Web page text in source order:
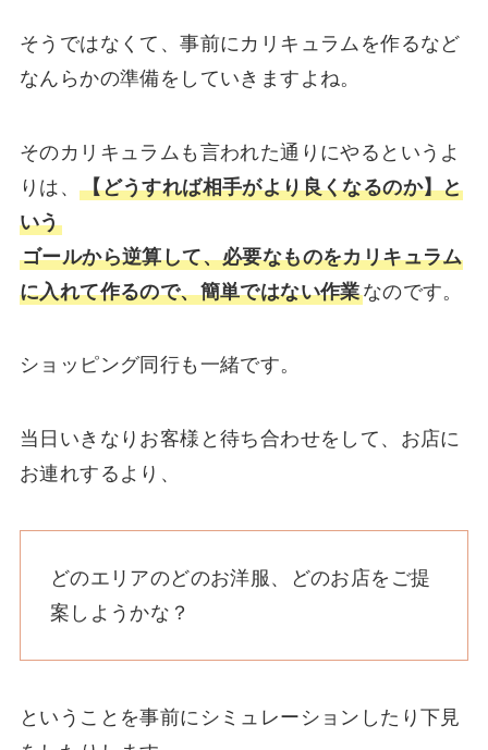
そうではなくて、事前にカリキュラムを作るなど
なんらかの準備をしていきますよね。
そのカリキュラムも言われた通りにやるというよ
りは、【どうすれば相手がより良くなるのか】と
いう
ゴールから逆算して、必要なものをカリキュラム
に入れて作るので、簡単ではない作業なのです。
ショッピング同行も一緒です。
当日いきなりお客様と待ち合わせをして、お店に
お連れするより、
どのエリアのどのお洋服、どのお店をご提
案しようかな？
ということを事前にシミュレーションしたり下見